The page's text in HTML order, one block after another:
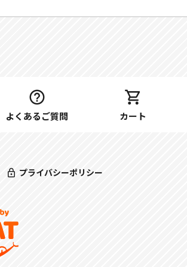
よくあるご質問 カート
プライバシーポリシー